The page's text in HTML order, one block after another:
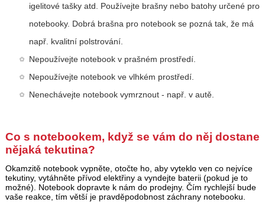
igelitové tašky atd. Používejte brašny nebo batohy určené pro
notebooky. Dobrá brašna pro notebook se pozná tak, že má
např. kvalitní polstrování.
Nepoužívejte notebook v prašném prostředí.
Nepoužívejte notebook ve vlhkém prostředí.
Nenechávejte notebook vymrznout - např. v autě.
Co s notebookem, když se vám do něj dostane
nějaká tekutina?
Okamzitě notebook vypněte, otočte ho, aby vyteklo ven co nejvíce
tekutiny, vytáhněte přívod elektřiny a vyndejte baterii (pokud je to
možné). Notebook dopravte k nám do prodejny. Čím rychlejší bude
vaše reakce, tím větší je pravděpodobnost záchrany notebooku.